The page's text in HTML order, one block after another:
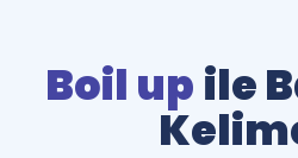
Boil up ile